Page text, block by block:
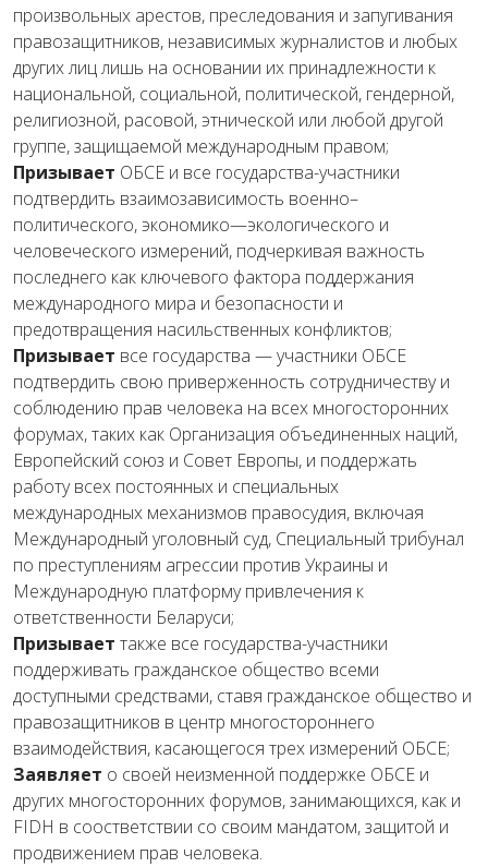
произвольных арестов, преследования и запугивания
правозащитников, независимыхжурналистов и любых
другихлицлишь на основании их принадлежности к
национальной, социальной, политической, гендерной,
религиозной, расовой,этнической или любой другой
группе,защищаемой международным правом;
Призывает ОБСЕ и все государства-участники
подтвердить взаимозависимость военно–
политического,экономико—экологического и
человеческого измерений, подчеркивая важность
последнего как ключевого фактора поддержания
международного мира и безопасности и
предотвращения насильственных конфликтов;
Призывает все государства — участники ОБСЕ
подтвердить свою приверженность сотрудничеству и
соблюдению прав человека на всех многосторонних
форумах,таких как Организация объединенных наций,
Европейский союз и Совет Европы, и поддержать
работу всех постоянных и специальных
международных механизмов правосудия, включая
Международный уголовный суд, Специальный трибунал
по преступлениям агрессии против Украины и
Международную платформу привлечения к
ответственности Беларуси;
Призывает также все государства-участники
поддерживать гражданское общество всеми
доступными средствами, ставя гражданское общество и
правозащитников в центр многостороннего
взаимодействия, касающегося трех измерений ОБСЕ;
Заявляет о своей неизменной поддержке ОБСЕ и
других многосторонних форумов,занимающихся, как и
FIDH в соостветствии со своим мандатом,защитой и
продвижением прав человека.